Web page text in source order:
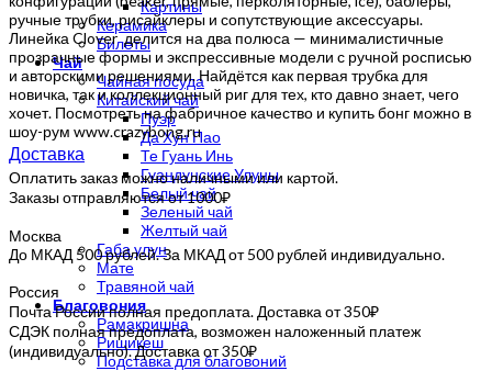
Картины
Керамика
Билеты
Чай
Чайная посуда
Китайский чай
Пуэр
Да Хун Пао
Те Гуань Инь
Гуандунские Улуны
Белый чай
Зеленый чай
Желтый чай
Габа улун
Мате
Травяной чай
Благовония
Рамакришна
Ришикеш
Подставка для благовоний
ручные трубки, рисайклеры и сопутствующие аксессуары.
Линейка Clover делится на два полюса — минималистичные
прозрачные формы и экспрессивные модели с ручной росписью
и авторскими решениями. Найдётся как первая трубка для
новичка, так и коллекционный риг для тех, кто давно знает, чего
хочет. Посмотреть на фабричное качество и купить бонг можно в
шоу-рум www.crazybong.ru
Доставка
Оплатить заказ можно наличными или картой.
Заказы отправляются от 1000₽
Москва
До МКАД 500 рублей. За МКАД от 500 рублей индивидуально.
Россия
Почта России полная предоплата. Доставка от 350₽
СДЭК полная предоплата, возможен наложенный платеж
(индивидуально). Доставка от 350₽